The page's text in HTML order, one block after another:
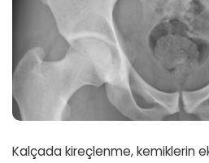
Kalçada kireçlenme, kemiklerin